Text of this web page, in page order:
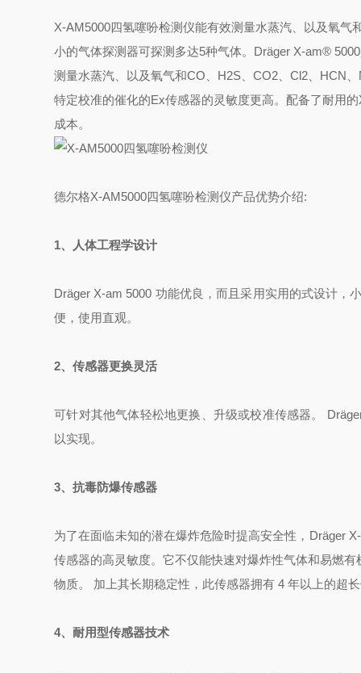
X-AM5000四氢噻吩检测仪能有效测量水蒸汽、以及氧
小的气体探测器可探测多达5种气体。 Dräger X-am® 5000
测量水蒸汽、以及氧气和CO、H2S、CO2、Cl2、HCN
特定校准的催化的Ex传感器的灵敏度更高。配备了耐用
成本。
德尔格X-AM5000四氢噻吩检测仪产品优势介绍:
1、人体工程学设计
Dräger X-am 5000 功能优良，而且采用实用的式设计
便，使用直观。
2、传感器更换灵活
可针对其他气体轻松地更换、升级或校准传感器。
以实现。
3、抗毒防爆传感器
为了在面临未知的潜在爆炸危险时提高安全性，Dräger
传感器的高灵敏度。它不仅能快速对爆炸性气体和易燃
物质。 加上其长期稳定性，此传感器拥有 4 年以上的超
4、耐用型传感器技术